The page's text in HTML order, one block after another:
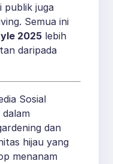
publik juga
Semua ini
2025 lebih
daripada
Sosial
dan
hijau yang
menanam